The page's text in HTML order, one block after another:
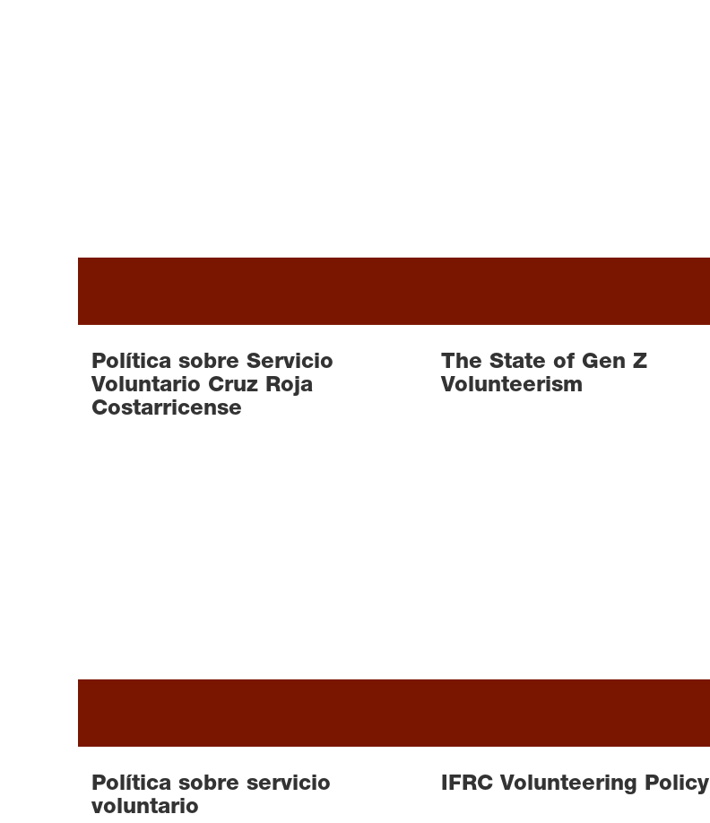
Política sobre Servicio
Voluntario Cruz Roja
Costarricense
The State of Gen Z
Volunteerism
Política sobre servicio
voluntario
IFRC Volunteering Policy